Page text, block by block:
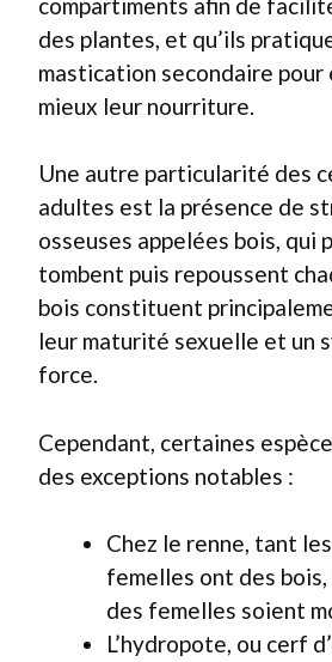
des plantes, et qu’ils
mastication secondaire pour
mieux leur nourriture.
Une autre particularité des
adultes est la présence de
osseuses appelées bois, qui
tombent puis repoussent
bois constituent
leur maturité sexuelle et un
force.
Cependant, certaines
des exceptions notables :
Chez le renne, tant
femelles ont des bois,
des femelles soient
L’hydropote, ou cerf